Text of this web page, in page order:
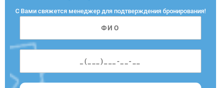
С Вами свяжется менеджер для подтверждения бронирования!